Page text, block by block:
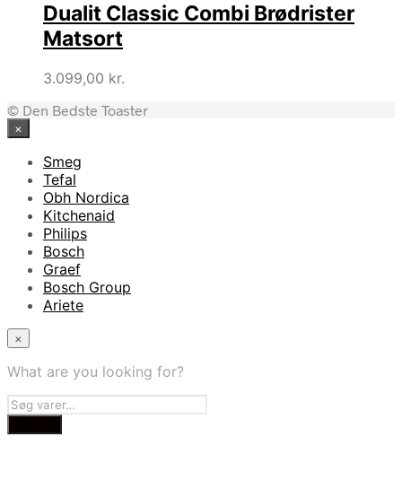
Dualit Classic Combi Brødrister
Matsort
3.099,00 kr.
© Den Bedste Toaster
×
Smeg
Tefal
Obh Nordica
Kitchenaid
Philips
Bosch
Graef
Bosch Group
Ariete
×
What are you looking for?